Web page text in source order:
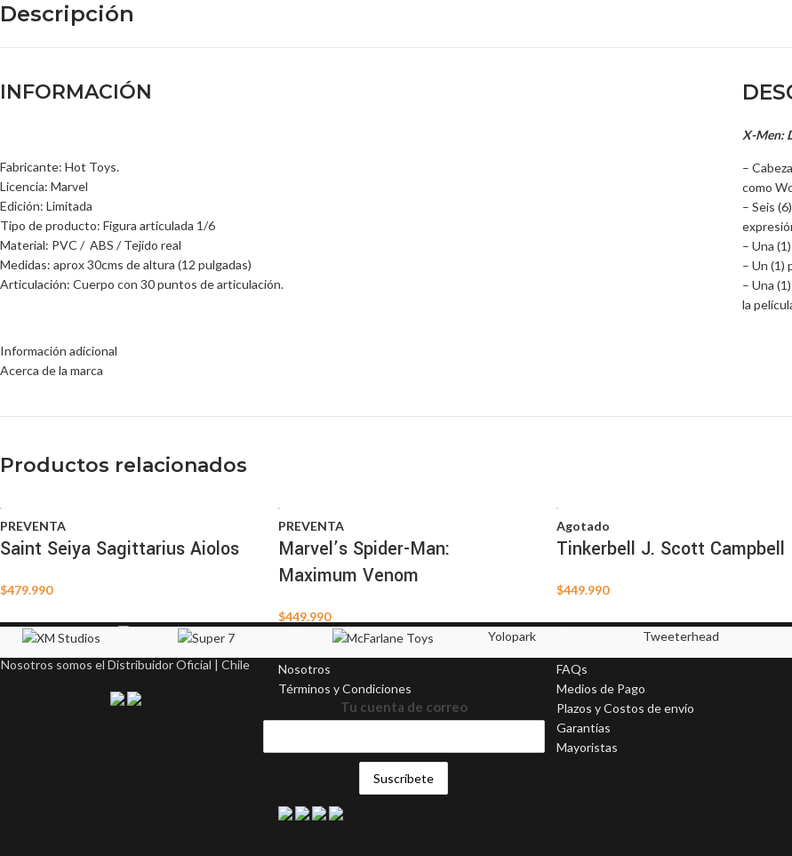
Descripción
INFORMACIÓN
Fabricante: Hot Toys.
Licencia: Marvel
Edición: Limitada
Tipo de producto: Figura articulada 1/6
Material: PVC / ABS / Tejido real
Medidas: aprox 30cms de altura (12 pulgadas)
Articulación: Cuerpo con 30 puntos de articulación.
X-Men:
–
como
– Seis
– Una
– Un (1)
– Una
la
Información adicional
Acerca de la marca
Productos relacionados
PREVENTA
Saint Seiya Sagittarius Aiolos
$479.990
PREVENTA
Marvel’s Spider-Man:
Maximum Venom
$449.990
Agotado
Tinkerbell J. Scott Campbell
$449.990
Yolopark Tweeterhead
Nosotros somos el Distribuidor Oficial | Chile
Información
Nosotros
Términos y Condiciones
Tu cuenta de correo
Ayuda
FAQs
Medios de Pago
Plazos y Costos de envío
Garantías
Mayoristas